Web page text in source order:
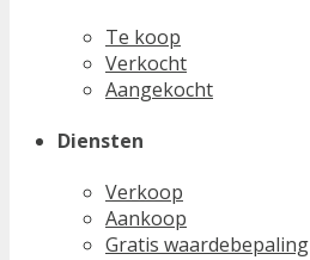
Te koop
Verkocht
Aangekocht
Diensten
Verkoop
Aankoop
Gratis waardebepaling